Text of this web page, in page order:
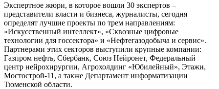
Экспертное жюри, в которое вошли 30 экспертов –
представители власти и бизнеса, журналисты, сегодня
определят лучшие проекты по трем направлениям:
«Искусственный интеллект», «Сквозные цифровые
технологии для госсектора» и «Нефтегазодобыча и сервис».
Партнерами этих секторов выступили крупные компании:
Газпром нефть, Сбербанк, Союз Нейронет, Федеральный
центр нейрохирургии, Агрохолдинг «Юбилейный», Этажи,
Мостострой-11, а также Департамент информатизации
Тюменской области.